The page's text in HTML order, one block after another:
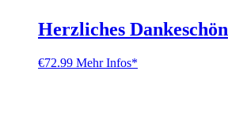
Herzliches Dankeschön
€72.99 Mehr Infos*